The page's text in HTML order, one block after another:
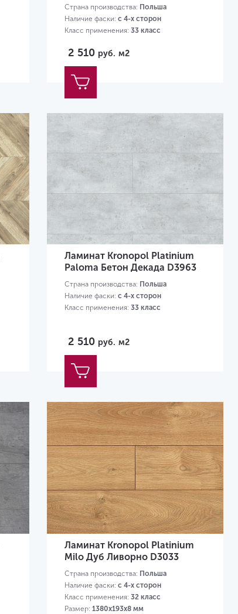
Страна производства: Польша
Наличие фаски: с 4-х сторон
Класс применения: 33 класс
2 510 руб. м2
Ламинат Kronopol Platinium
Paloma Бетон Декада D3963
Страна производства: Польша
Наличие фаски: с 4-х сторон
Класс применения: 33 класс
2 510 руб. м2
Ламинат Kronopol Platinium
Milo Дуб Ливорно D3033
Страна производства: Польша
Наличие фаски: с 4-х сторон
Класс применения: 32 класс
Размер: 1380х193х8 мм